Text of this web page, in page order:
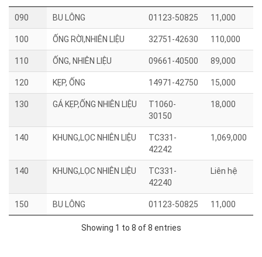
090 BU LÔNG 01123-50825 11,000
100 ỐNG RỜI,NHIÊN LIỆU 32751-42630 110,000
110 ỐNG, NHIÊN LIỆU 09661-40500 89,000
120 KẸP, ỐNG 14971-42750 15,000
130 GÁ KẸP,ỐNG NHIÊN LIỆU
T1060-
30150
18,000
140 KHUNG,LỌC NHIÊN LIỆU
TC331-
42242
1,069,000
140 KHUNG,LỌC NHIÊN LIỆU
TC331-
42240
Liên hệ
150 BU LÔNG 01123-50825 11,000
Showing 1 to 8 of 8 entries